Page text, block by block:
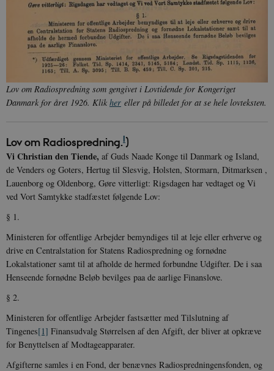
Lov om Radiospredning som gengivet i Lovtidende for Kongeriget
Danmark for året 1926. Klik her eller på billedet for at se hele lovteksten.
Lov om Radiospredning.I)
Vi Christian den Tiende, af Guds Naade Konge til Danmark og Island,
de Venders og Goters, Hertug til Slesvig, Holsten, Stormarn, Ditmarksen ,
Lauenborg og Oldenborg, Gøre vitterligt: Rigsdagen har vedtaget og Vi
ved Vort Samtykke stadfæstet følgende Lov:
§ 1.
Ministeren for offentlige Arbejder bemyndiges til at leje eller erhverve og
drive en Centralstation for Statens Radiospredning og fornødne
Lokalstationer samt til at afholde de hermed forbundne Udgifter. De i saa
Henseende fornødne Beløb bevilges paa de aarlige Finanslove.
§ 2.
Ministeren for offentlige Arbejder fastsætter med Tilslutning af
Tingenes[1] Finansudvalg Størrelsen af den Afgift, der bliver at opkræve
for Benyttelsen af Modtageapparater.
Afgifterne samles i en Fond, der benævnes Radiospredningensfonden, og